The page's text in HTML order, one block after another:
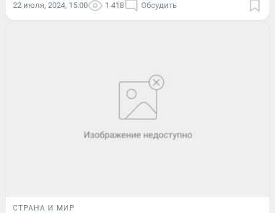
22 июля, 2024, 15:00 1 418 Обсудить
СТРАНА И МИР